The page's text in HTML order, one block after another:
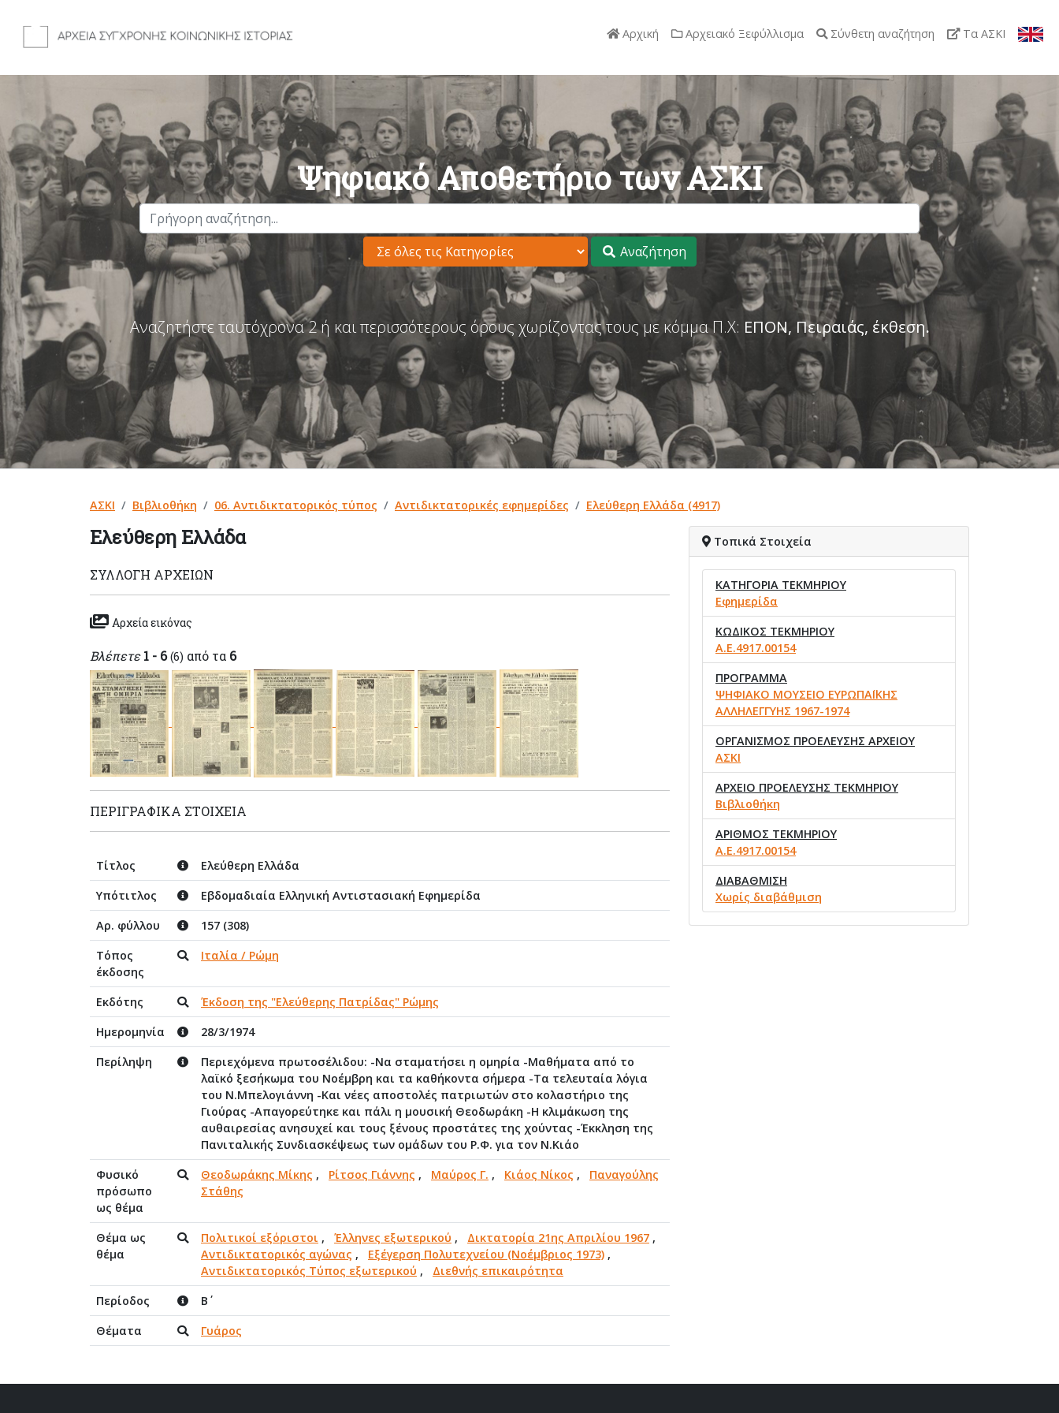
Αρχική Αρχειακό Ξεφύλλισμα Σύνθετη αναζήτηση Τα ΑΣΚΙ
Ψηφιακό Αποθετήριο των ΑΣΚΙ
Αναζήτηση
Αναζητήστε ταυτόχρονα 2 ή και περισσότερους όρους χωρίζοντας τους με κόμμα Π.Χ: ΕΠΟΝ, Πειραιάς, έκθεση.
ΑΣΚΙ Βιβλιοθήκη 06. Αντιδικτατορικός τύπος Αντιδικτατορικές εφημερίδες Ελεύθερη Ελλάδα (4917)
Ελεύθερη Ελλάδα
ΣΥΛΛΟΓΉ ΑΡΧΕΊΩΝ
Αρχεία εικόνας
Βλέπετε 1 - 6 (6) από τα 6
ΠΕΡΙΓΡΑΦΙΚΆ ΣΤΟΙΧΕΊΑ
Τίτλος
Ελεύθερη Ελλάδα
Υπότιτλος
Εβδομαδιαία Ελληνική Αντιστασιακή Εφημερίδα
Αρ. φύλλου
157 (308)
Τόπος
έκδοσης
Ιταλία / Ρώμη
Εκδότης
Έκδοση της "Ελεύθερης Πατρίδας" Ρώμης
Ημερομηνία
28/3/1974
Περίληψη
Περιεχόμενα πρωτοσέλιδου: -Να σταματήσει η ομηρία -Μαθήματα από το
λαϊκό ξεσήκωμα του Νοέμβρη και τα καθήκοντα σήμερα -Τα τελευταία λόγια
του Ν.Μπελογιάννη -Και νέες αποστολές πατριωτών στο κολαστήριο της
Γιούρας -Απαγορεύτηκε και πάλι η μουσική Θεοδωράκη -Η κλιμάκωση της
αυθαιρεσίας ανησυχεί και τους ξένους προστάτες της χούντας -Έκκληση της
Πανιταλικής Συνδιασκέψεως των ομάδων του Ρ.Φ. για τον Ν.Κιάο
Φυσικό
πρόσωπο
ως θέμα
Θεοδωράκης Μίκης , Ρίτσος Γιάννης , Μαύρος Γ. , Κιάος Νίκος , Παναγούλης
Στάθης
Θέμα ως
θέμα
Πολιτικοί εξόριστοι , Έλληνες εξωτερικού , Δικτατορία 21ης Απριλίου 1967 ,
Αντιδικτατορικός αγώνας , Εξέγερση Πολυτεχνείου (Νοέμβριος 1973) ,
Αντιδικτατορικός Τύπος εξωτερικού , Διεθνής επικαιρότητα
Περίοδος
Β΄
Θέματα
Γυάρος
Τοπικά Στοιχεία
ΚΑΤΗΓΟΡΙΑ ΤΕΚΜΗΡΙΟΥ
Εφημερίδα
ΚΩΔΙΚΟΣ ΤΕΚΜΗΡΙΟΥ
Α.Ε.4917.00154
ΠΡΟΓΡΑΜΜΑ
ΨΗΦΙΑΚΟ ΜΟΥΣΕΙΟ ΕΥΡΩΠΑΪΚΗΣ
ΑΛΛΗΛΕΓΓΥΗΣ 1967-1974
ΟΡΓΑΝΙΣΜΟΣ ΠΡΟΕΛΕΥΣΗΣ ΑΡΧΕΙΟΥ
ΑΣΚΙ
ΑΡΧΕΙΟ ΠΡΟΕΛΕΥΣΗΣ ΤΕΚΜΗΡΙΟΥ
Βιβλιοθήκη
ΑΡΙΘΜΟΣ ΤΕΚΜΗΡΙΟΥ
Α.Ε.4917.00154
ΔΙΑΒΑΘΜΙΣΗ
Χωρίς διαβάθμιση